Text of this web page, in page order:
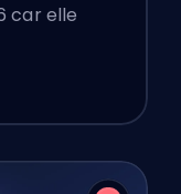
car elle